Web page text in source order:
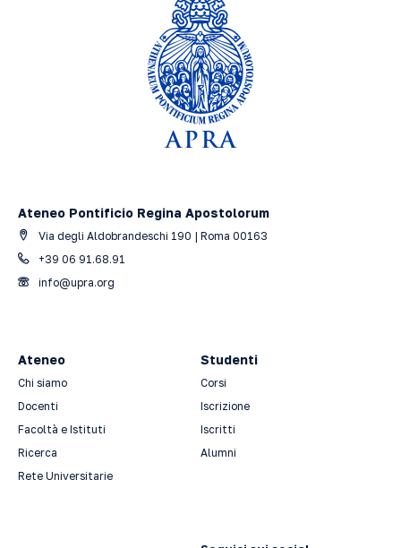
Ateneo Pontificio Regina Apostolorum
Via degli Aldobrandeschi 190 | Roma 00163
+39 06 91.68.91
info@upra.org
Ateneo
Chi siamo
Docenti
Facoltà e Istituti
Ricerca
Rete Universitarie
Studenti
Corsi
Iscrizione
Iscritti
Alumni